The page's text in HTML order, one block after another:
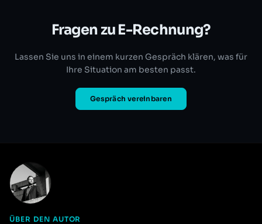
Fragen zu E-Rechnung?
Lassen Sie uns in einem kurzen Gespräch klären, was für
Ihre Situation am besten passt.
Gespräch vereinbaren
ÜBER DEN AUTOR